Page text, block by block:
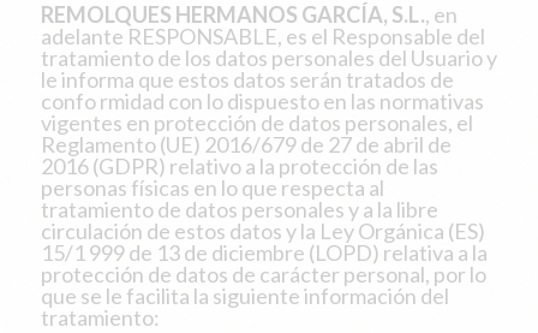
REMOLQUES HERMANOS GARCÍA, S.L., en
adelante RESPONSABLE, es el Responsable del
tratamiento de los datos personales del Usuario y
le informa que estos datos serán tratados de
confo rmidad con lo dispuesto en las normativas
vigentes en protección de datos personales, el
Reglamento (UE) 2016/679 de 27 de abril de
2016 (GDPR) relativo a la protección de las
personas físicas en lo que respecta al
tratamiento de datos personales y a la libre
circulación de estos datos y la Ley Orgánica (ES)
15/1 999 de 13 de diciembre (LOPD) relativa a la
protección de datos de carácter personal, por lo
que se le facilita la siguiente información del
tratamiento: